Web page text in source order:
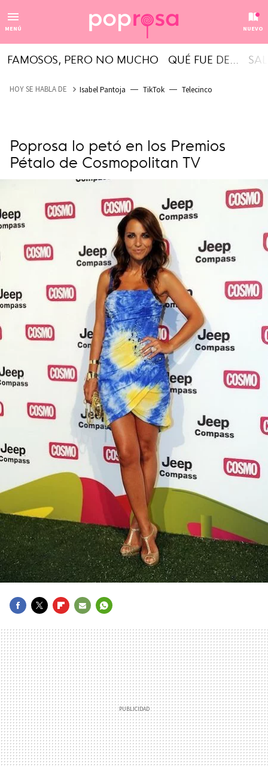
MENÚ NUEVO
FAMOSOS, PERO NO MUCHO QUÉ FUE DE...
HOY SE HABLA DE Isabel Pantoja TikTok Telecinco
Poprosa lo petó en los Premios
Pétalo de Cosmopolitan TV
MAIL